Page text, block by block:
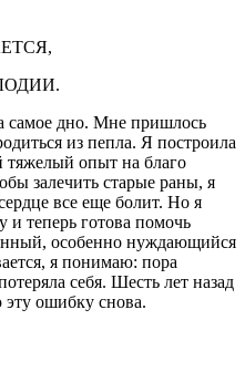
самое дно. Мне пришлось
из пепла. Я построила
тяжелый опыт на благо
залечить старые раны, я
все еще болит. Но я
и теперь готова помочь
особенно нуждающийся
я понимаю: пора
себя. Шесть лет назад
эту ошибку снова.